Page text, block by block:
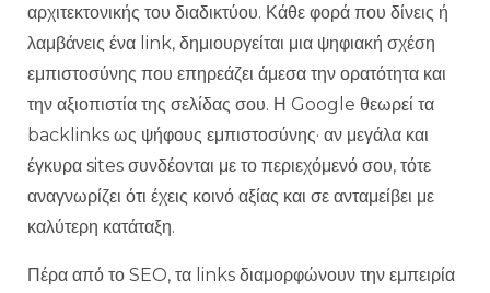
αρχιτεκτονικής του διαδικτύου. Κάθε φορά που δίνεις ή
λαμβάνεις ένα link, δημιουργείται μια ψηφιακή σχέση
εμπιστοσύνης που επηρεάζει άμεσα την ορατότητα και
την αξιοπιστία της σελίδας σου. Η Google θεωρεί τα
backlinks ως ψήφους εμπιστοσύνης· αν μεγάλα και
έγκυρα sites συνδέονται με το περιεχόμενό σου, τότε
αναγνωρίζει ότι έχεις κοινό αξίας και σε ανταμείβει με
καλύτερη κατάταξη.
Πέρα από το SEO, τα links διαμορφώνουν την εμπειρία